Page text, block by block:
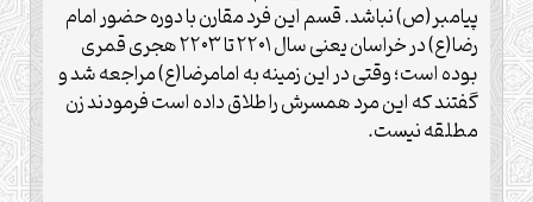
پیامبر(ص) نباشد. قسم این فرد مقارن با دوره حضور امام
رضا(ع) در خراسان یعنی سال ۲۲۰۱ تا ۲۲۰۳ هجری قمری
بوده است؛ وقتی در این زمینه به امامرضا(ع) مراجعه شد و
گفتند که این مرد همسرش را طلاق داده است فرمودند زن
مطلقه نیست.